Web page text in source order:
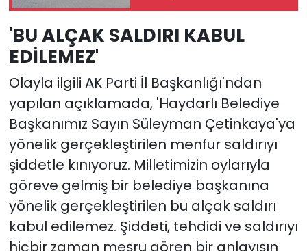
'BU ALÇAK SALDIRI KABUL
EDİLEMEZ'
Olayla ilgili AK Parti İl Başkanlığı'ndan
yapılan açıklamada, 'Haydarlı Belediye
Başkanımız Sayın Süleyman Çetinkaya'ya
yönelik gerçekleştirilen menfur saldırıyı
şiddetle kınıyoruz. Milletimizin oylarıyla
göreve gelmiş bir belediye başkanına
yönelik gerçekleştirilen bu alçak saldırı
kabul edilemez. Şiddeti, tehdidi ve saldırıyı
hiçbir zaman meşru gören bir anlayışın